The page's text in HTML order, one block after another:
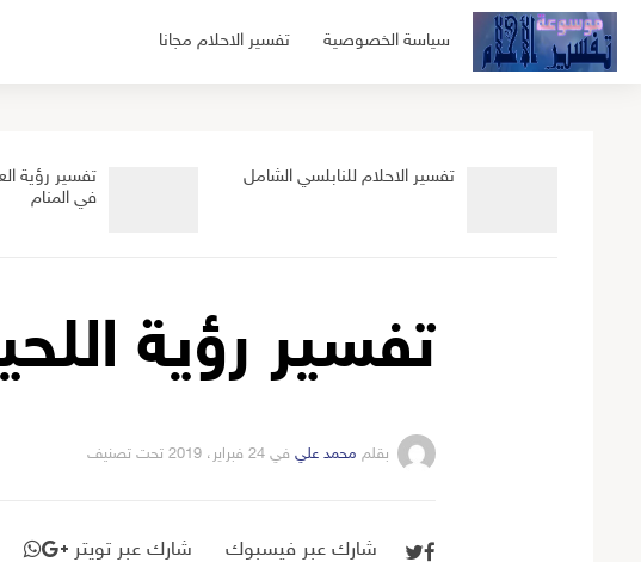
التجاوز
سياسة الخصوصية تفسير الاحلام مجانا
تفسير الاحلام للنابلسي الشامل
تفسير رؤية
في المنام
تفسير رؤية
بقلم محمد علي في 24 فبراير، 2019 تحت تصنيف
شارك عبر فيسبوك شارك عبر تويتر